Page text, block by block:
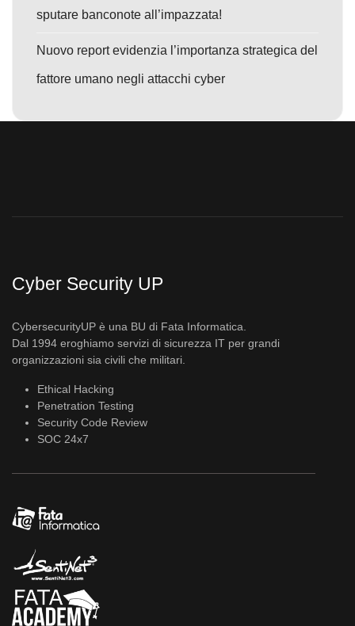
sputare banconote all’impazzata!
Nuovo report evidenzia l’importanza strategica del
fattore umano negli attacchi cyber
Cyber Security UP
CybersecurityUP è una BU di Fata Informatica.
Dal 1994 eroghiamo servizi di sicurezza IT per grandi
organizzazioni sia civili che militari.
Ethical Hacking
Penetration Testing
Security Code Review
SOC 24x7